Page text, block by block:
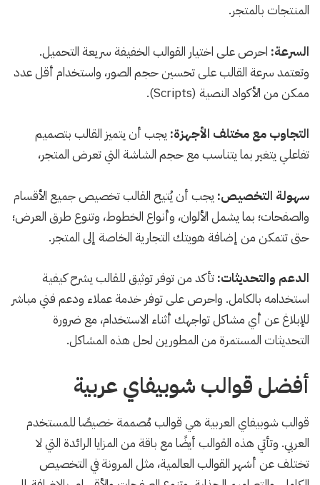
المنتجات بالمتجر.
السرعة: احرص على اختيار القوالب الخفيفة سريعة التحميل.
وتعتمد سرعة القالب على تحسين حجم الصور، واستخدام أقل عدد
ممكن من الأكواد النصية (Scripts).
التجاوب مع مختلف الأجهزة: يجب أن يتميز القالب بتصميم
تفاعلي يتغير بما يتناسب مع حجم الشاشة التي تعرض المتجر،
سهولة التخصيص: يجب أن يُتيح القالب تخصيص جميع الأقسام
والصفحات؛ بما يشمل الألوان، وأنواع الخطوط، وتنوع طرق العرض؛
حتى تتمكن من إضافة هويتك التجارية الخاصة إلى المتجر.
الدعم والتحديثات:تأكد من توفر توثيق للقالب يشرح كيفية
استخدامه بالكامل. واحرص على توفر خدمة عملاء ودعم فني مباشر
للإبلاغ عن أي مشاكل تواجهك أثناء الاستخدام، مع ضرورة
التحديثات المستمرة من المطورين لحل هذه المشاكل.
أفضل قوالب شوبيفاي عربية
قوالب شوبيفاي العربية هي قوالب مُصممة خصيصًا للمستخدم
العربي. وتأتي هذه القوالب أيضًا مع باقة من المزايا الرائدة التي لا
تختلف عن أشهر القوالب العالمية، مثل المرونة في التخصيص